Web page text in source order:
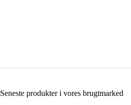
Seneste produkter i vores brugtmarked